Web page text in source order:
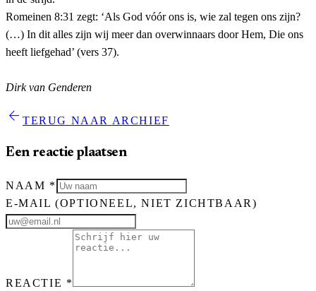
Romeinen 8:31 zegt: ‘Als God vóór ons is, wie zal tegen ons zijn?
(…) In dit alles zijn wij meer dan overwinnaars door Hem, Die ons
heeft liefgehad’ (vers 37).
Dirk van Genderen
arrow_back TERUG NAAR ARCHIEF
Een reactie plaatsen
NAAM *
E-MAIL(OPTIONEEL, NIET ZICHTBAAR)
REACTIE *